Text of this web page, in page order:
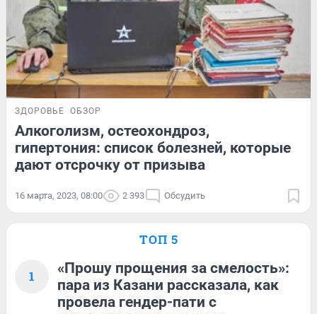
ЗДОРОВЬЕ ОБЗОР
Алкоголизм, остеохондроз,
гипертония: список болезней, которые
дают отсрочку от призыва
16 марта, 2023, 08:00 2 393 Обсудить
ТОП 5
1
«Прошу прощения за смелость»:
пара из Казани рассказала, как
провела гендер-пати с